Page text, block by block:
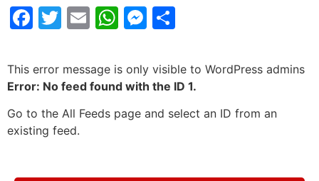
Facebook
Twitter
EmailWhatsApp
Messenger
This error message is only visible to WordPress admins
Error: No feed found with the ID 1.
Go to the All Feeds page and select an ID from an
existing feed.